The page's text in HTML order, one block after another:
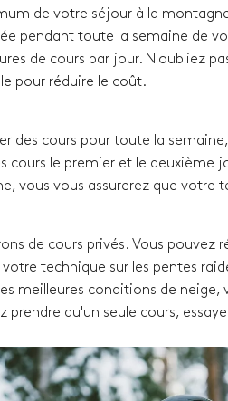
de votre séjour à la
pendant toute la semaine de
de cours par jour. N'oubliez
pour réduire le coût.
des cours pour toute la
cours le premier et le deuxième
vous vous assurerez que votre
de cours privés. Vous
technique sur les pentes
meilleures conditions de neige,
prendre qu'un seule cours,